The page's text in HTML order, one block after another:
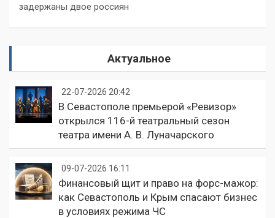
задержаны двое россиян
Актуальное
22-07-2026 20:42
В Севастополе премьерой «Ревизор»
открылся 116-й театральный сезон
театра имени А. В. Луначарского
09-07-2026 16:11
Финансовый щит и право на форс-мажор:
как Севастополь и Крым спасают бизнес
в условиях режима ЧС